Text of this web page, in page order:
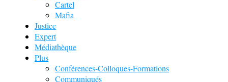
Cartel
Mafia
Justice
Expert
Médiathèque
Plus
Conférences-Colloques-Formations
Communiqués